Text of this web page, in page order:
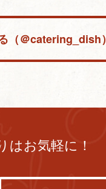
（＠catering_dish）
はお気軽に！